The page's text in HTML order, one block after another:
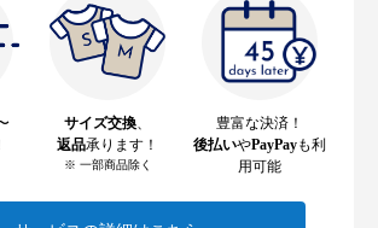
サイズ交換
返品承ります！
※ 一部商品除く
豊富な決済！
後払いやPayPayも利
用可能